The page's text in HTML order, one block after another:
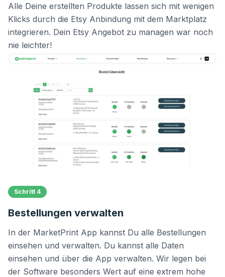
Alle Deine erstellten Produkte lassen sich mit wenigen
Klicks durch die Etsy Anbindung mit dem Marktplatz
integrieren. Dein Etsy Angebot zu managen war noch
nie leichter!
Schritt 4
Bestellungen verwalten
In der MarketPrint App kannst Du alle Bestellungen
einsehen und verwalten. Du kannst alle Daten
einsehen und über die App verwalten. Wir legen bei
der Software besonders Wert auf eine extrem hohe